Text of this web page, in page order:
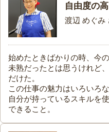
自由度の
渡辺 めぐみ
始めたときばかりの時、今
未熟だったとは思うけれど
だけた。
この仕事の魅力はいろいろ
自分が持っているスキルを
できること。